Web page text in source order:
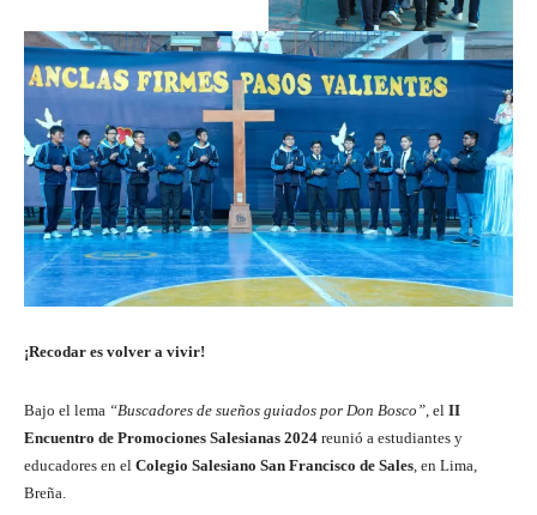
¡Recodar es volver a vivir!
Bajo el lema “Buscadores de sueños guiados por Don Bosco” , el II
Encuentro de Promociones Salesianas 2024 reunió a estudiantes y
educadores en el Colegio Salesiano San Francisco de Sales , en Lima,
Breña.